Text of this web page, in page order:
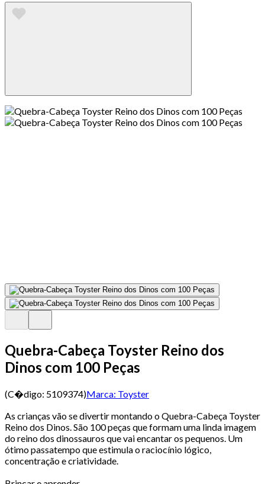
Quebra-Cabeça Toyster Reino dos
Dinos com 100 Peças
(C�digo: 5109374)Marca: Toyster
As crianças vão se divertir montando o Quebra-Cabeça Toyster
Reino dos Dinos. São 100 peças que formam uma linda imagem
do reino dos dinossauros que vai encantar os pequenos. Um
ótimo passatempo que estimula o raciocínio lógico,
concentração e criatividade.